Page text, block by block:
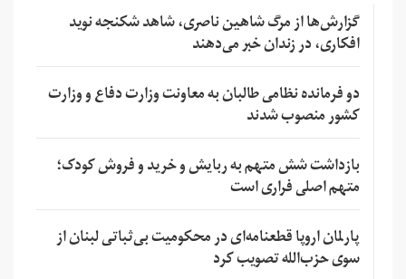
گزارش‌ها از مرگ شاهین ناصری، شاهد شکنجه نوید
افکاری، در زندان خبر می‌دهند
دو فرمانده نظامی طالبان به معاونت وزارت دفاع و وزارت
کشور منصوب شدند
بازداشت شش متهم به ربایش و خرید و فروش کودک؛
متهم اصلی فراری است
پارلمان اروپا قطعنامه‌ای در محکومیت بی‌ثباتی لبنان از
سوی حزب‌الله تصویب کرد